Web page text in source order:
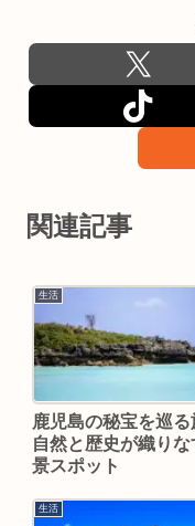
関連記事
生活
鹿児島の秘宝を巡る
自然と歴史が織りな
景スポット
生活